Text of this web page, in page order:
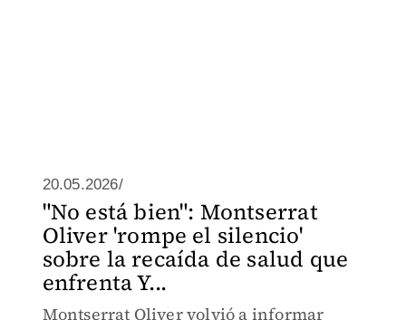
20.05.2026/
"No está bien": Montserrat
Oliver 'rompe el silencio'
sobre la recaída de salud que
enfrenta Y...
Montserrat Oliver volvió a informar